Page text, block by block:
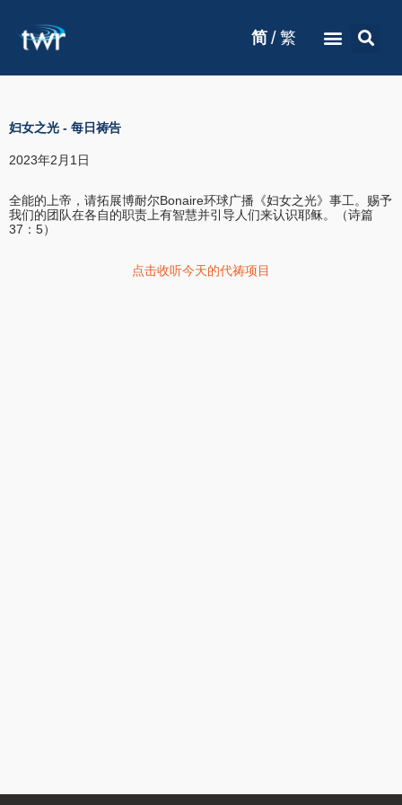
简 / 繁
妇女之光 - 每日祷告
2023年2月1日
全能的上帝，请拓展博耐尔Bonaire环球广播《妇女之光》事工。赐予
我们的团队在各自的职责上有智慧并引导人们来认识耶稣。（诗篇
37：5）
点击收听今天的代祷项目